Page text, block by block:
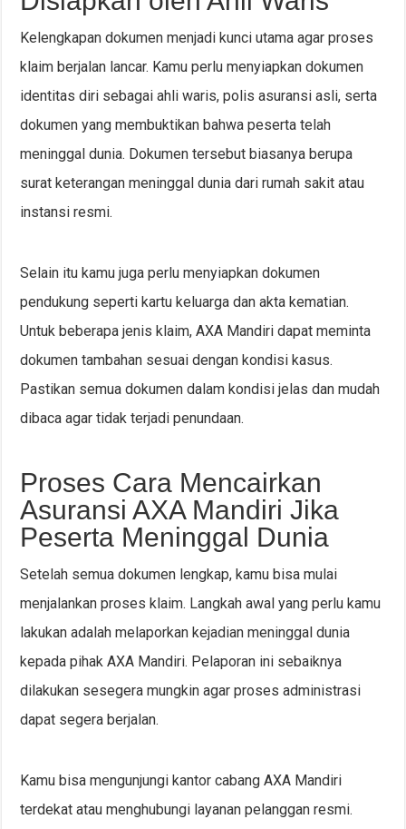
Kelengkapan dokumen menjadi kunci utama agar proses
klaim berjalan lancar. Kamu perlu menyiapkan dokumen
identitas diri sebagai ahli waris, polis asuransi asli, serta
dokumen yang membuktikan bahwa peserta telah
meninggal dunia. Dokumen tersebut biasanya berupa
surat keterangan meninggal dunia dari rumah sakit atau
instansi resmi.
Selain itu kamu juga perlu menyiapkan dokumen
pendukung seperti kartu keluarga dan akta kematian.
Untuk beberapa jenis klaim, AXA Mandiri dapat meminta
dokumen tambahan sesuai dengan kondisi kasus.
Pastikan semua dokumen dalam kondisi jelas dan mudah
dibaca agar tidak terjadi penundaan.
Proses Cara Mencairkan
Asuransi AXA Mandiri Jika
Peserta Meninggal Dunia
Setelah semua dokumen lengkap, kamu bisa mulai
menjalankan proses klaim. Langkah awal yang perlu kamu
lakukan adalah melaporkan kejadian meninggal dunia
kepada pihak AXA Mandiri. Pelaporan ini sebaiknya
dilakukan sesegera mungkin agar proses administrasi
dapat segera berjalan.
Kamu bisa mengunjungi kantor cabang AXA Mandiri
terdekat atau menghubungi layanan pelanggan resmi.